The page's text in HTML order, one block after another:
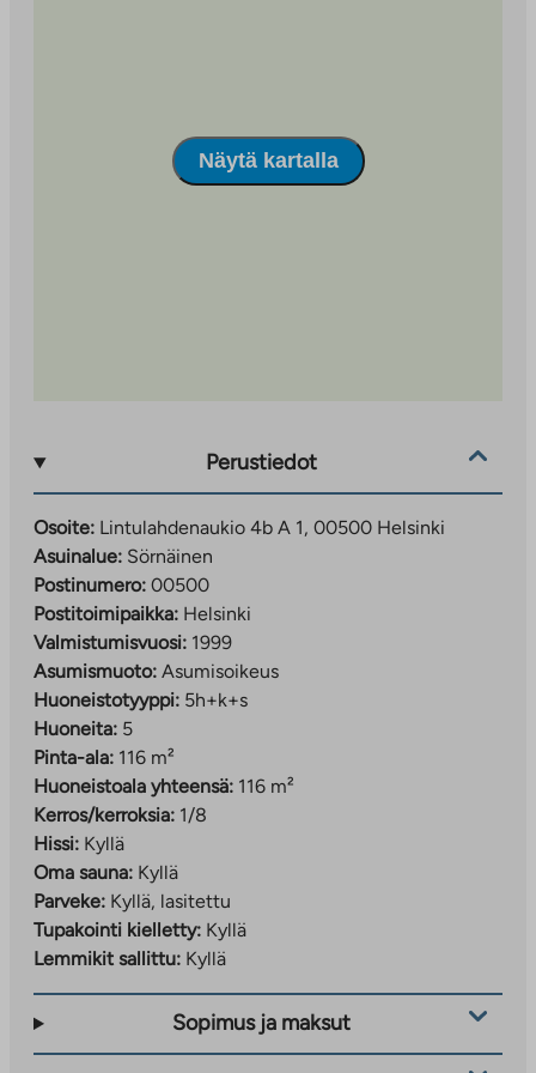
Täällä yhdistyvät kaupunkielämän mukavuudet ja
kodikas tunnelma.
Näytä kartalla
Perustiedot
Osoite: Lintulahdenaukio 4b A 1, 00500 Helsinki
Asuinalue: Sörnäinen
Postinumero: 00500
Postitoimipaikka: Helsinki
Valmistumisvuosi: 1999
Asumismuoto: Asumisoikeus
Huoneistotyyppi: 5h+k+s
Huoneita: 5
Pinta-ala: 116 m²
Huoneistoala yhteensä: 116 m²
Kerros/kerroksia: 1/8
Hissi: Kyllä
Oma sauna: Kyllä
Parveke: Kyllä, lasitettu
Tupakointi kielletty: Kyllä
Lemmikit sallittu: Kyllä
Sopimus ja maksut